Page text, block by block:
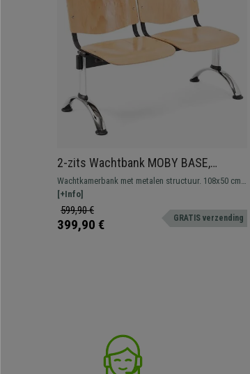
2-zits Wachtbank MOBY BASE,
Metalen Structuur, Houten Zitting,
Kleur Beuk
Wachtkamerbank met metalen structuur. 108x50 cm
Zeer resistent, groot comfort en dikke vulling.
Verkrijgbaar in verschillende kleuren en
configuraties
[+Info]
599,90 €
399,90 € GRATIS verzending